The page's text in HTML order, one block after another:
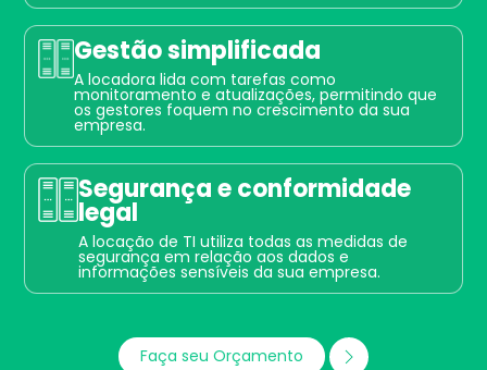
Gestão simplificada
A locadora lida com tarefas como
monitoramento e atualizações, permitindo que
os gestores foquem no crescimento da sua
empresa.
Segurança e conformidade
legal
A locação de TI utiliza todas as medidas de
segurança em relação aos dados e
informações sensíveis da sua empresa.
Faça seu Orçamento